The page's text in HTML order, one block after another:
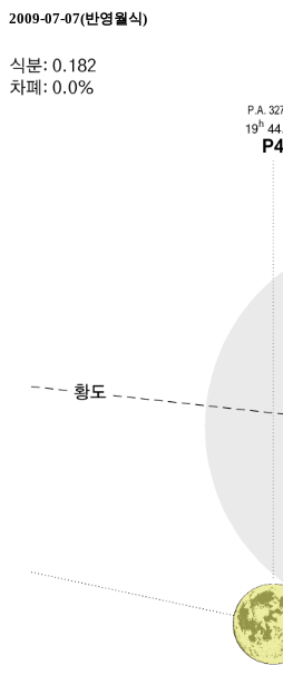
2009-07-07(반영월식)